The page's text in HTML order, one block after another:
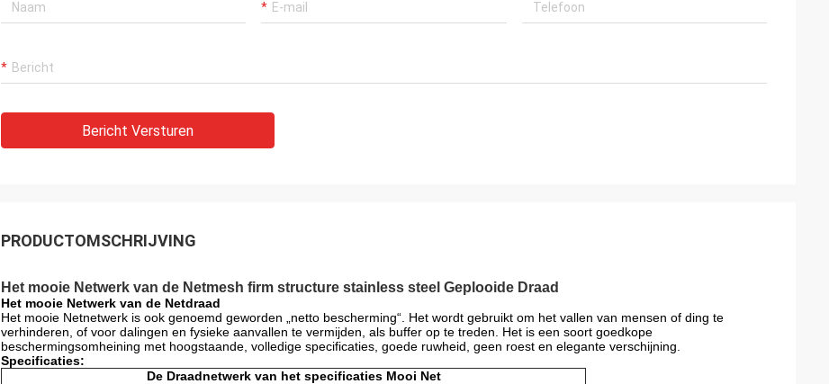
Bericht Versturen
PRODUCTOMSCHRIJVING
Het mooie Netwerk van de Netmesh firm structure stainless steel Geplooide Draad
Het mooie Netwerk van de Netdraad
Het mooie Netnetwerk is ook genoemd geworden „netto bescherming“. Het wordt gebruikt om het vallen van mensen of ding te
verhinderen, of voor dalingen en fysieke aanvallen te vermijden, als buffer op te treden. Het is een soort goedkope
beschermingsomheining met hoogstaande, volledige specificaties, goede ruwheid, geen roest en elegante verschijning.
Specificaties:
De Draadnetwerk van het specificaties Mooi Net